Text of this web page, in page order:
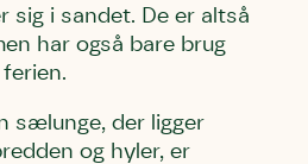
sig i sandet. De er altså
har også bare brug
sælunge, der ligger
og hyler, er